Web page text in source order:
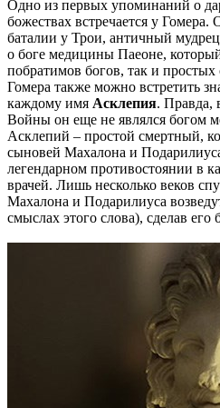
Одно из первых упоминаний о
божествах встречается у
баталии у Трои, античный мудрец
о боге медицины Паеоне,
побратимов богов, так и
Гомера также можно встретить
каждому имя Асклепия. Правда,
Войны он еще не являлся богом
Асклепий – простой смертный,
сыновей Махалона и
легендарном противостоянии в
врачей. Лишь несколько веков
Махалона и Подарилиуса
смыслах этого слова), сделав